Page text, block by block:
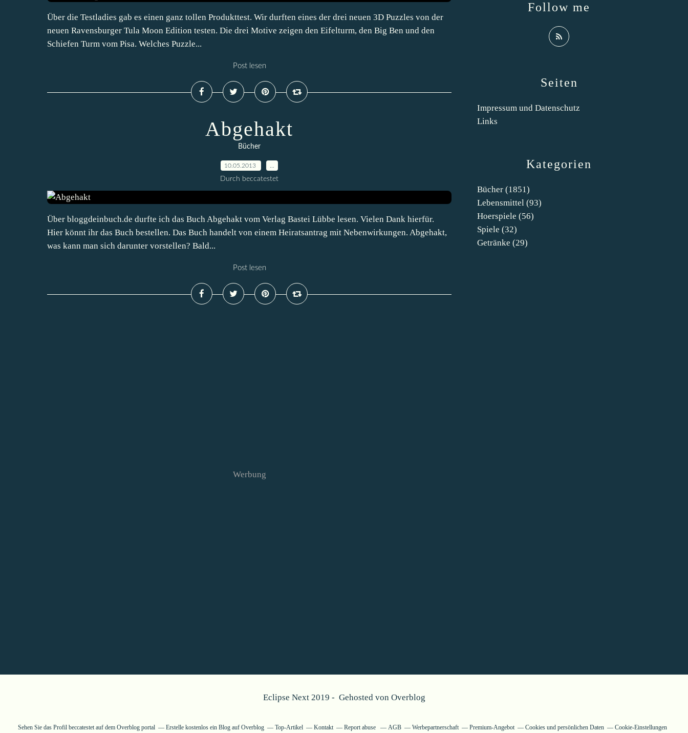
Über die Testladies gab es einen ganz tollen Produkttest. Wir durften eines der drei neuen 3D Puzzles von der
neuen Ravensburger Tula Moon Edition testen. Die drei Motive zeigen den Eifelturm, den Big Ben und den
Schiefen Turm vom Pisa. Welches Puzzle...
Post lesen
Abgehakt
Bücher
10.05.2013
Durch beccatestet
Über bloggdeinbuch.de durfte ich das Buch Abgehakt vom Verlag Bastei Lübbe lesen. Vielen Dank hierfür.
Hier könnt ihr das Buch bestellen. Das Buch handelt von einem Heiratsantrag mit Nebenwirkungen. Abgehakt,
was kann man sich darunter vorstellen? Bald...
Post lesen
Werbung
Kategorien
Bücher (1851)
Lebensmittel (93)
Hoerspiele (56)
Spiele (32)
Getränke (29)
Seiten
Impressum und Datenschutz
Links
Follow me
Eclipse Next 2019 - Gehosted von Overblog
Sehen Sie das Profil beccatestetauf dem Overblog portal Erstelle kostenlos ein Blog auf Overblog Top-Artikel Kontakt Report abuse AGB Werbepartnerschaft Premium-Angebot Cookies und persönlichen Daten Cookie-Einstellungen